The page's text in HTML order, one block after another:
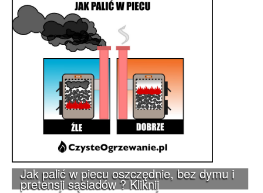
Jak palić w piecu oszczędnie, bez dymu i
pretensji sąsiadów ? Kliknij